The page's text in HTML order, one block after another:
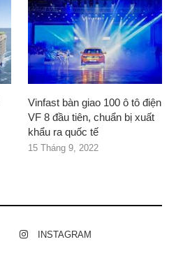
Vinfast bàn giao 100 ô tô điện
VF 8 đầu tiên, chuẩn bị xuất
khẩu ra quốc tế
15 Tháng 9, 2022
INSTAGRAM